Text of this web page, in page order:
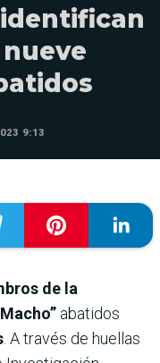
9:13
de la
abatidos
. A través de huellas